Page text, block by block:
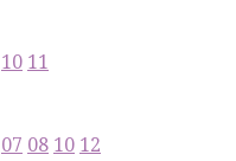
10 11
07 08 10 12